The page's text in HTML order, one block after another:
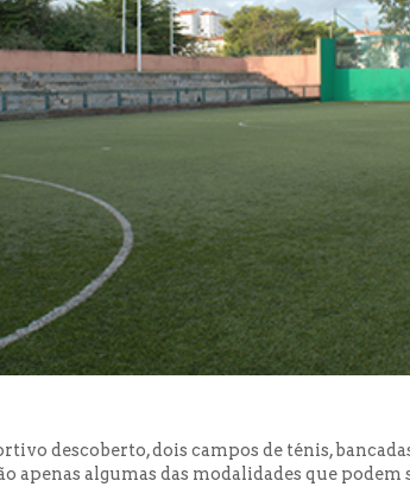
descoberto, dois campos de ténis,
apenas algumas das modalidades que podem